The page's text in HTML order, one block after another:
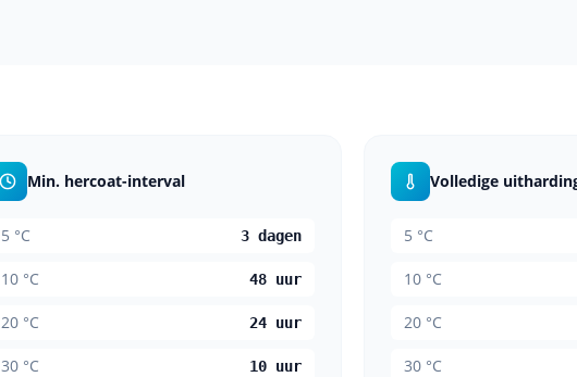
Min. hercoat-interval
5 °C 3 dagen
10 °C 48 uur
20 °C 24 uur
30 °C 10 uur
Volledige
5 °C
10°C
20°C
30°C